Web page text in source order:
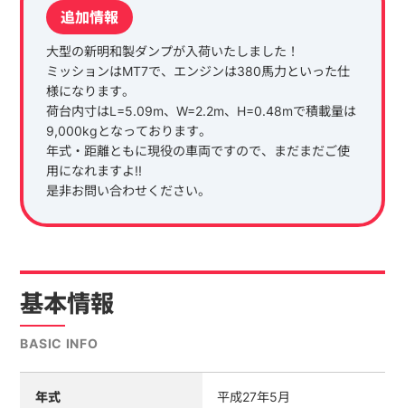
追加情報
大型の新明和製ダンプが入荷いたしました！
ミッションはMT7で、エンジンは380馬力といった仕
様になります。
荷台内寸はL=5.09m、W=2.2m、H=0.48mで積載量は
9,000kgとなっております。
年式・距離ともに現役の車両ですので、まだまだご使
用になれますよ!!
是非お問い合わせください。
基本情報
BASIC INFO
年式 平成27年5月